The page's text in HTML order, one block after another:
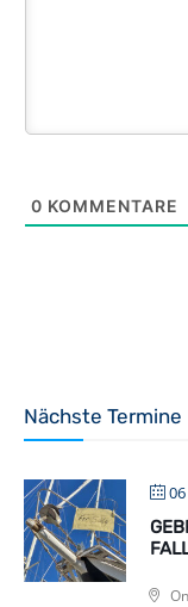
0 KOMMENTARE
Nächste Termine